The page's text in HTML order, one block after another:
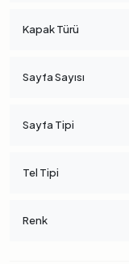
Kapak Türü
Sayfa Sayısı
Sayfa Tipi
Tel Tipi
Renk